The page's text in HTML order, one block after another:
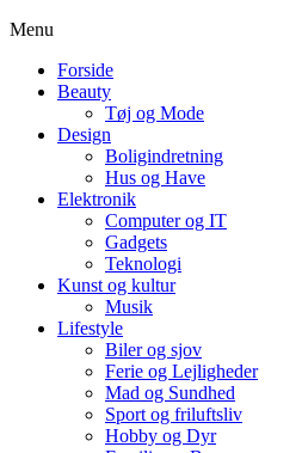
Menu
Forside
Beauty
Tøj og Mode
Design
Boligindretning
Hus og Have
Elektronik
Computer og IT
Gadgets
Teknologi
Kunst og kultur
Musik
Lifestyle
Biler og sjov
Ferie og Lejligheder
Mad og Sundhed
Sport og friluftsliv
Hobby og Dyr